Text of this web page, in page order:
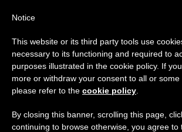
ETIQUETA
Posts Tagged
Aviso importante
Del 27 de julio al 7 de agosto
anual, aprovechando que en el
se generan menos informaciones y
Notice
This website or its third party tools use
necessary to its functioning and required to
purposes illustrated in the cookie policy. If
more or withdraw your consent to all or some
please refer to the cookie policy
By closing this banner, scrolling this page,
continuing to browse otherwise, you agree to